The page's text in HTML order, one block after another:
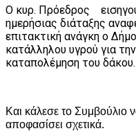
Ο κυρ. Πρόεδρος
ημερήσιας διάταξης
επιτακτική ανάγκη ο
κατάλληλου υγρού για την
καταπολέμηση του δάκου.
Και κάλεσε το Συμβούλιο
αποφασίσει σχετικά.